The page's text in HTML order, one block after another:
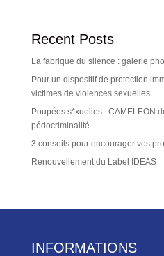
Recent Posts
La fabrique du silence : galerie
Pour un dispositif de protection
victimes de violences sexuelles
Poupées s*xuelles : CAMELEON
pédocriminalité
3 conseils pour encourager vos
Renouvellement du Label IDEAS
INFORMATIONS